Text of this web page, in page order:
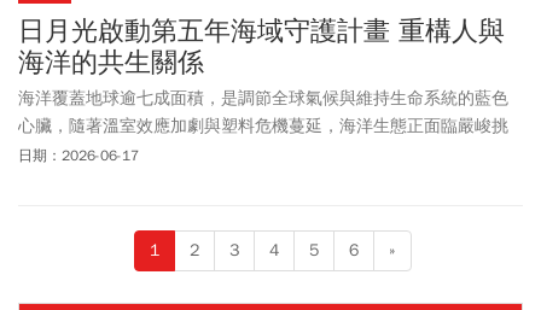
日月光啟動第五年海域守護計畫 重構人與
海洋的共生關係
海洋覆蓋地球逾七成面積，是調節全球氣候與維持生命系統的藍色
心臟，隨著溫室效應加劇與塑料危機蔓延，海洋生態正面臨嚴峻挑
戰。全球半導體封測龍頭日月光投控（以下簡稱日月光）自2022年
及高達32家利害關係人，在全台及離島共12處海域同步發起自主淨
灘與水下珊瑚復育行動，由內而外的永續影響力，重構科技產業與
日期：2026-06-17
1 2 3 4 5 6 »